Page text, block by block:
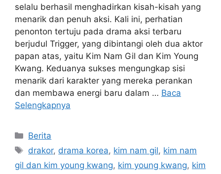
selalu berhasil menghadirkan kisah-kisah yang
menarik dan penuh aksi. Kali ini, perhatian
penonton tertuju pada drama aksi terbaru
berjudul Trigger, yang dibintangi oleh dua aktor
papan atas, yaitu Kim Nam Gil dan Kim Young
Kwang. Keduanya sukses mengungkap sisi
menarik dari karakter yang mereka perankan
dan membawa energi baru dalam … Baca
Selengkapnya
Kategori
Berita
Tag
drakor, drama korea, kim nam gil, kim nam
gil dan kim young kwang, kim young kwang, kim